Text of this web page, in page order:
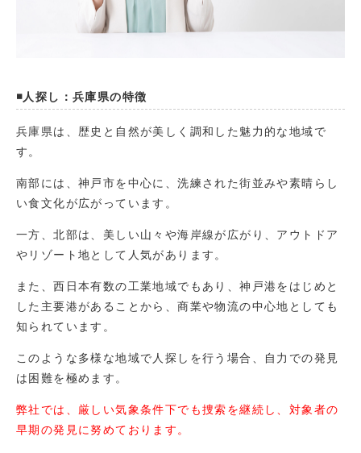
◾️人探し：兵庫県の特徴
兵庫県は、歴史と自然が美しく調和した魅力的な地域で
す。
南部には、神戸市を中心に、洗練された街並みや素晴らし
い食文化が広がっています。
一方、北部は、美しい山々や海岸線が広がり、アウトドア
やリゾート地として人気があります。
また、西日本有数の工業地域でもあり、神戸港をはじめと
した主要港があることから、商業や物流の中心地としても
知られています。
このような多様な地域で人探しを行う場合、自力での発見
は困難を極めます。
弊社では、厳しい気象条件下でも捜索を継続し、対象者の
早期の発見に努めております。